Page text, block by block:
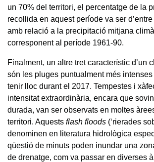
un 70% del territori, el percentatge de la
recollida en aquest període va ser
amb relació a la precipitació mitjana
corresponent al període 1961-90.
Finalment, un altre tret característic d’un
són les pluges puntualment més
tenir lloc durant el 2017. Tempestes i
intensitat extraordinària, encara que
durada, van ser observats en moltes
territori. Aquests flash floods (‘rierades
denominen en literatura hidrològica
qüestió de minuts poden inundar una
de drenatge, com va passar en diverses